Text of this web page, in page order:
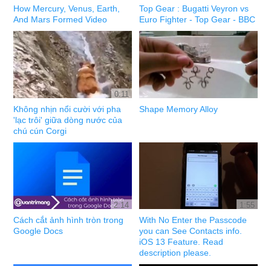
How Mercury, Venus, Earth,
And Mars Formed Video
Top Gear : Bugatti Veyron vs
Euro Fighter - Top Gear - BBC
0:11
Không nhịn nổi cười với pha
'lạc trôi' giữa dòng nước của
chú cún Corgi
Shape Memory Alloy
2:14
Cách cắt ảnh hình tròn trong
Google Docs
1:55
With No Enter the Passcode
you can See Contacts info.
iOS 13 Feature. Read
description please.